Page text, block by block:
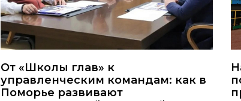
От «Школы глав» к
управленческим командам: как в
Поморье развивают